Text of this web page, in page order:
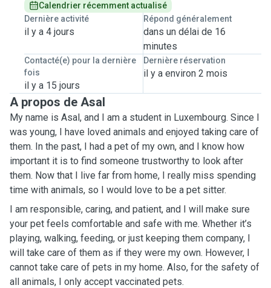
Calendrier récemment actualisé
Dernière activité
il y a 4 jours
Répond généralement
dans un délai de 16
minutes
Contacté(e) pour la dernière
fois
il y a 15 jours
Dernière réservation
il y a environ 2 mois
A propos de Asal
My name is Asal, and I am a student in Luxembourg. Since I
was young, I have loved animals and enjoyed taking care of
them. In the past, I had a pet of my own, and I know how
important it is to find someone trustworthy to look after
them. Now that I live far from home, I really miss spending
time with animals, so I would love to be a pet sitter.
I am responsible, caring, and patient, and I will make sure
your pet feels comfortable and safe with me. Whether it’s
playing, walking, feeding, or just keeping them company, I
will take care of them as if they were my own. However, I
cannot take care of pets in my home. Also, for the safety of
all animals, I only accept vaccinated pets.